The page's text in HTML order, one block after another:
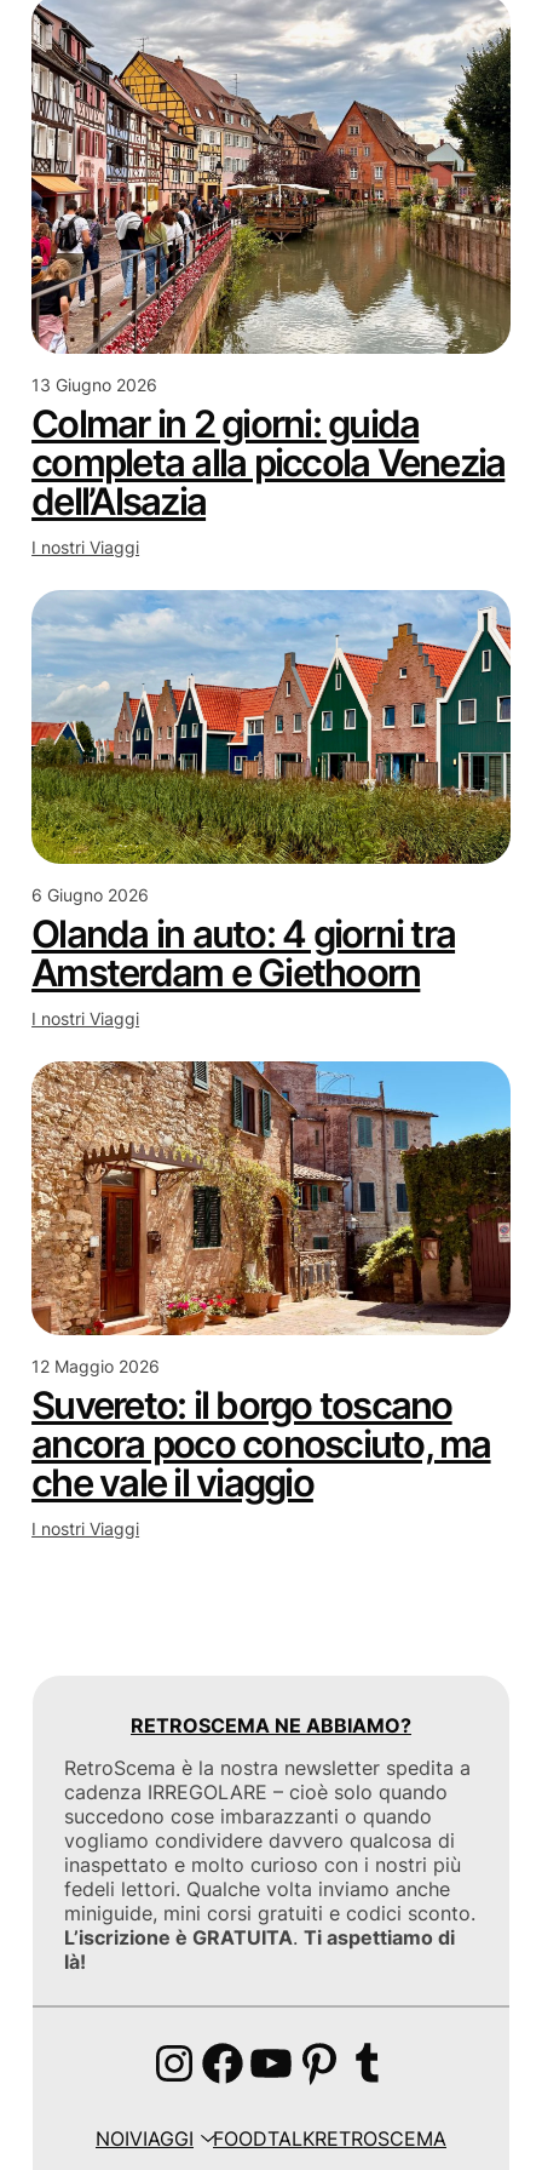
13 Giugno 2026
Colmar in 2 giorni: guida
completa alla piccola Venezia
dell’Alsazia
I nostri Viaggi
6 Giugno 2026
Olanda in auto: 4 giorni tra
Amsterdam e Giethoorn
I nostri Viaggi
12 Maggio 2026
Suvereto: il borgo toscano
ancora poco conosciuto, ma
che vale il viaggio
I nostri Viaggi
RETROSCEMA NE ABBIAMO?
RetroScema è la nostra newsletter spedita a
cadenza IRREGOLARE – cioè solo quando
succedono cose imbarazzanti o quando
vogliamo condividere davvero qualcosa di
inaspettato e molto curioso con i nostri più
fedeli lettori. Qualche volta inviamo anche
miniguide, mini corsi gratuiti e codici sconto.
L’iscrizione è GRATUITA.Ti aspettiamo di
là!
Instagram
Facebook
YouTube
Pinterest
Tumblr
NOIVIAGGI FOODTALKRETROSCEMA